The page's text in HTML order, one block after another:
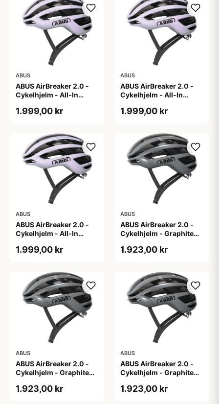
ABUS
ABUS AirBreaker 2.0 -
Cykelhjelm - All-In
1.999,00 kr
ABUS
ABUS AirBreaker 2.0 -
Cykelhjelm - All-In
1.999,00 kr
ABUS
ABUS AirBreaker 2.0 -
Cykelhjelm - All-In
1.999,00 kr
ABUS
ABUS AirBreaker 2.0 -
Cykelhjelm - Graphite
1.923,00 kr
ABUS
ABUS AirBreaker 2.0 -
Cykelhjelm - Graphite
1.923,00 kr
ABUS
ABUS AirBreaker 2.0 -
Cykelhjelm - Graphite
1.923,00 kr